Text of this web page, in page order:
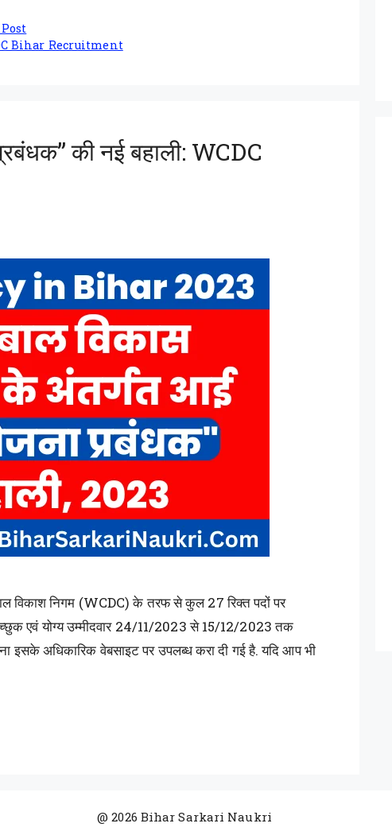
Bihar Recruitment
की नई बहाली: WCDC
निगम (WCDC) के तरफ से कुल 27 रिक्त पदों पर
एवं योग्य उम्मीदवार 24/11/2023 से 15/12/2023 तक
अधिकारिक वेबसाइट पर उपलब्ध करा दी गई है. यदि आप भी
@ 2026 Bihar Sarkari Naukri